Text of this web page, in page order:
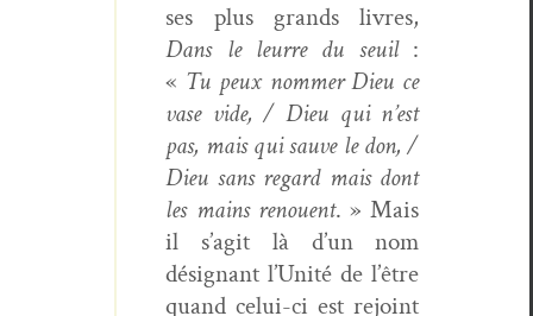
ses plus grands livres,
Dans le leurre du seuil:
« Tu peux nom­mer Dieu ce
vase vide, / Dieu qui n’est
pas, mais qui sauve le don, /
Dieu sans regard mais dont
les mains renouent. » Mais
il s’agit là d’un nom
désig­nant l’Unité de l’être
quand celui-ci est rejoint